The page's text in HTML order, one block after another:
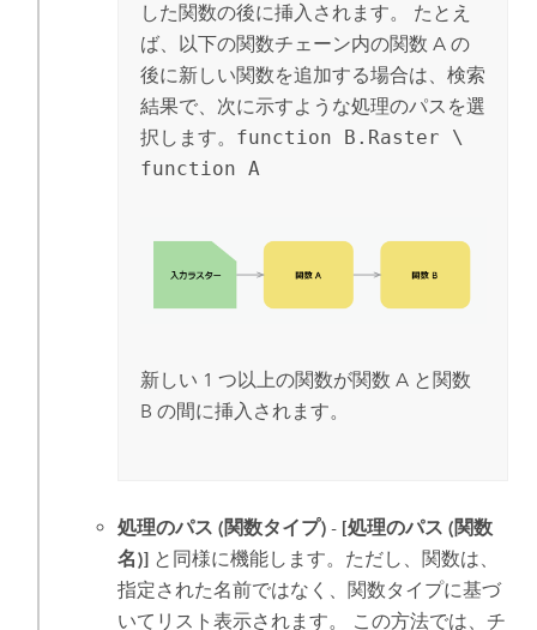
した関数の後に挿入されます。 たとえ
ば、以下の関数チェーン内の関数 A の
後に新しい関数を追加する場合は、検索
結果で、次に示すような処理のパスを選
択します。 function B.Raster \
function A
新しい 1 つ以上の関数が関数 A と関数
B の間に挿入されます。
処理のパス (関数タイプ) - [処理のパス (関数
名)] と同様に機能します。ただし、関数は、
指定された名前ではなく、関数タイプに基づ
いてリスト表示されます。 この方法では、チ